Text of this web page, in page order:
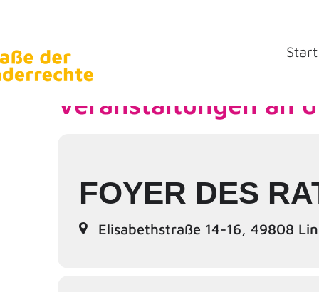
Start
Veranstaltungen an
FOYER DES
Elisabethstraße 14-16, 49808